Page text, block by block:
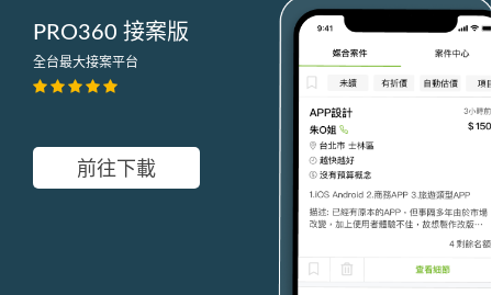
PRO360 接案版
全台最大接案平台
前往下載